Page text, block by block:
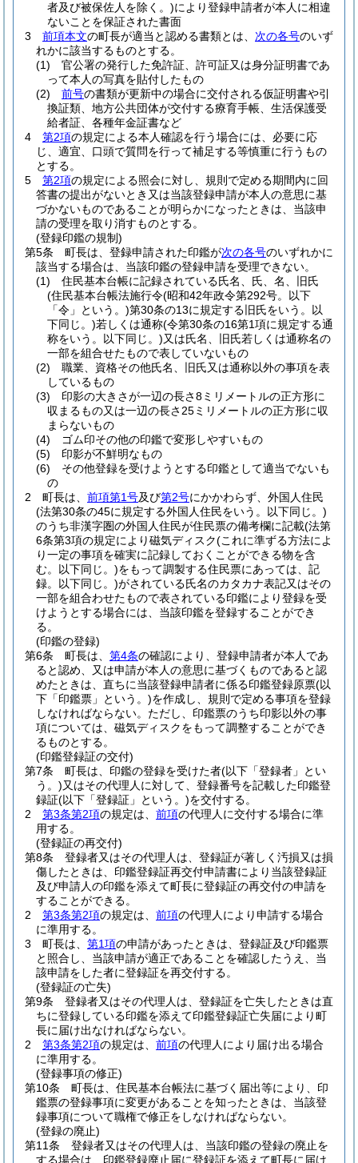
者及び被保佐人を除く。)により登録申請者が本人に相違
ないことを保証された書面
3
前項本文の町長が適当と認める書類とは、 次の各号のいず
れかに該当するものとする。
(1)
官公署の発行した免許証、許可証又は身分証明書であ
って本人の写真を貼付したもの
(2)
前号の書類が更新中の場合に交付される仮証明書や引
換証類、地方公共団体が交付する療育手帳、生活保護受
給者証、各種年金証書など
4
第2項の規定による本人確認を行う場合には、必要に応
じ、適宜、口頭で質問を行って補足する等慎重に行うもの
とする。
5
第2項の規定による照会に対し、規則で定める期間内に回
答書の提出がないとき又は当該登録申請が本人の意思に基
づかないものであることが明らかになったときは、当該申
請の受理を取り消すものとする。
(登録印鑑の規制)
第5条
町長は、登録申請された印鑑が次の各号のいずれかに
該当する場合は、当該印鑑の登録申請を受理できない。
(1)
住民基本台帳に記録されている氏名、氏、名、旧氏
(住民基本台帳法施行令(昭和42年政令第292号。以下
「令」という。)第30条の13に規定する旧氏をいう。以
下同じ。)若しくは通称(令第30条の16第1項に規定する通
称をいう。以下同じ。)又は氏名、旧氏若しくは通称名の
一部を組合せたもので表していないもの
(2)
職業、資格その他氏名、旧氏又は通称以外の事項を表
しているもの
(3)
印影の大きさが一辺の長さ8ミリメートルの正方形に
収まるもの又は一辺の長さ25ミリメートルの正方形に収
まらないもの
(4)
ゴム印その他の印鑑で変形しやすいもの
(5)
印影が不鮮明なもの
(6)
その他登録を受けようとする印鑑として適当でないも
の
2
町長は、 前項第1号及び第2号にかかわらず、外国人住民
(法第30条の45に規定する外国人住民をいう。以下同じ。)
のうち非漢字圏の外国人住民が住民票の備考欄に記載(法第
6条第3項の規定により磁気ディスク(これに準ずる方法によ
り一定の事項を確実に記録しておくことができる物を含
む。以下同じ。)をもって調製する住民票にあっては、記
録。以下同じ。)がされている氏名のカタカナ表記又はその
一部を組合わせたもので表されている印鑑により登録を受
けようとする場合には、当該印鑑を登録することができ
る。
(印鑑の登録)
第6条
町長は、 第4条の確認により、登録申請者が本人であ
ると認め、又は申請が本人の意思に基づくものであると認
めたときは、直ちに当該登録申請者に係る印鑑登録原票(以
下「印鑑票」という。)を作成し、規則で定める事項を登録
しなければならない。 ただし、印鑑票のうち印影以外の事
項については、磁気ディスクをもって調整することができ
るものとする。
(印鑑登録証の交付)
第7条
町長は、印鑑の登録を受けた者(以下「登録者」とい
う。)又はその代理人に対して、登録番号を記載した印鑑登
録証(以下「登録証」という。)を交付する。
2
第3条第2項の規定は、 前項の代理人に交付する場合に準
用する。
(登録証の再交付)
第8条
登録者又はその代理人は、登録証が著しく汚損又は損
傷したときは、印鑑登録証再交付申請書により当該登録証
及び申請人の印鑑を添えて町長に登録証の再交付の申請を
することができる。
2
第3条第2項の規定は、 前項の代理人により申請する場合
に準用する。
3
町長は、 第1項の申請があったときは、登録証及び印鑑票
と照合し、当該申請が適正であることを確認したうえ、当
該申請をした者に登録証を再交付する。
(登録証の亡失)
第9条
登録者又はその代理人は、登録証を亡失したときは直
ちに登録している印鑑を添えて印鑑登録証亡失届により町
長に届け出なければならない。
2
第3条第2項の規定は、 前項の代理人により届け出る場合
に準用する。
(登録事項の修正)
第10条
町長は、住民基本台帳法に基づく届出等により、印
鑑票の登録事項に変更があることを知ったときは、当該登
録事項について職権で修正をしなければならない。
(登録の廃止)
第11条
登録者又はその代理人は、当該印鑑の登録の廃止を
する場合は、印鑑登録廃止届に登録証を添えて町長に届け